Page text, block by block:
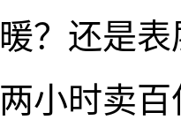
？还是
小时卖